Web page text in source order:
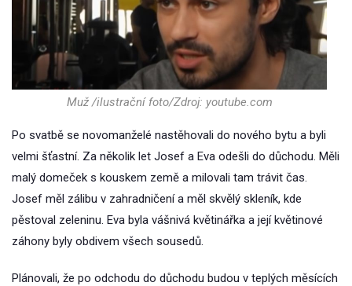
Muž /ilustrační foto/Zdroj: youtube.com
Po svatbě se novomanželé nastěhovali do nového bytu a byli
velmi šťastní. Za několik let Josef a Eva odešli do důchodu. Měli
malý domeček s kouskem země a milovali tam trávit čas.
Josef měl zálibu v zahradničení a měl skvělý skleník, kde
pěstoval zeleninu. Eva byla vášnivá květinářka a její květinové
záhony byly obdivem všech sousedů.
Plánovali, že po odchodu do důchodu budou v teplých měsících